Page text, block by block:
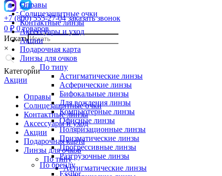
+7 (800) 555-27-04 заказать звонок
0 ₽ 0 товаров
Искать
×
Категории
Акции
Оправы
Солнцезащитные очки
Контактные линзы
Аксессуары и уход
Акции
Подарочная карта
Линзы для очков
По типу
Астигматические линзы
Оправы
Солнцезащитные очки
Контактные линзы
Аксессуары и уход
Акции
Подарочная карта
Линзы для очков
По типу
Астигматические линзы
Асферические линзы
Бифокальные линзы
Для вождения линзы
Компьютерные линзы
Офисные линзы
Поляризационные линзы
Призматические линзы
Прогрессивные линзы
Разгрузочные линзы
По бренду
Essilor